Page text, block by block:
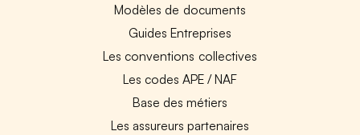
Modèles de documents
Guides Entreprises
Les conventions collectives
Les codes APE / NAF
Base des métiers
Les assureurs partenaires